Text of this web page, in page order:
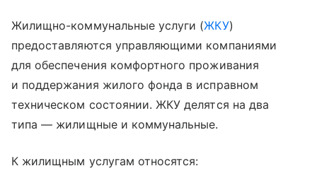
Жилищно-коммунальные услуги (ЖКУ)
предоставляются управляющими компаниями
для обеспечения комфортного проживания
и поддержания жилого фонда в исправном
техническом состоянии. ЖКУ делятся на два
типа — жилищные и коммунальные.
К жилищным услугам относятся: